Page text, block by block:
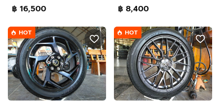
฿ 16,500 ฿ 8,400
HOT HOT